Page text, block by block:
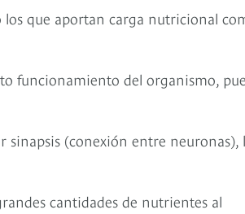
los que aportan carga nutricional
funcionamiento del organismo,
sinapsis (conexión entre neuronas),
cantidades de nutrientes al